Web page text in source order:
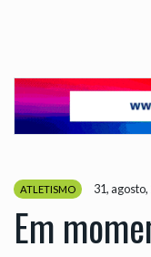
ATLETISMO 31,
Em